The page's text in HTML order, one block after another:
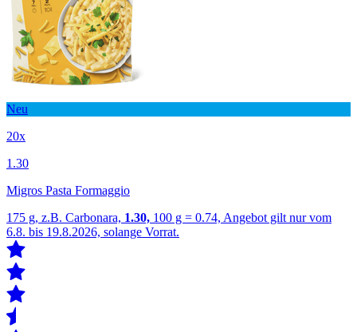
Neu
20x
1.30
Migros Pasta Formaggio
175 g, z.B. Carbonara, 1.30, 100 g = 0.74, Angebot gilt nur vom
6.8. bis 19.8.2026, solange Vorrat.